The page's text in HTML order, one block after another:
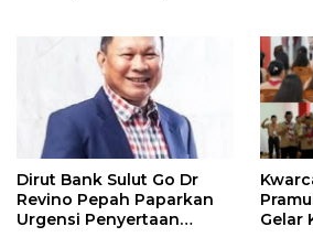
Dirut Bank Sulut Go Dr
Revino Pepah Paparkan
Urgensi Penyertaan
Gelar